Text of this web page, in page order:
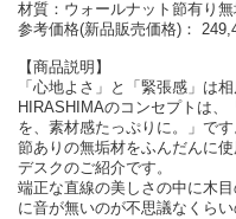
材質：ウォールナット節有り
参考価格(新品販売価格)：
【商品説明】
「心地よさ」と「緊張感」は
HIRASHIMAのコンセプトは
を、素材感たっぷりに。」です
節ありの無垢材をふんだんに
デスクのご紹介です。
端正な直線の美しさの中に木
に音が無いのが不思議なくらい